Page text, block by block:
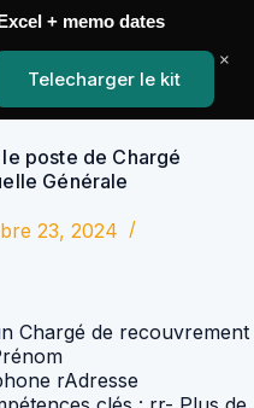
poste de Chargé
Générale
23, 2024
Chargé de recouvrement
rAdresse
+ memo dates
Telecharger le kit
×